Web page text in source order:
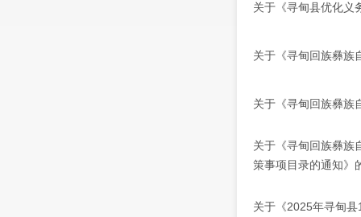
关于《寻甸县优化义
关于《寻甸回族彝族
关于《寻甸回族彝族
关于《寻甸回族彝族
策事项目录的通知》
关于《2025年寻甸